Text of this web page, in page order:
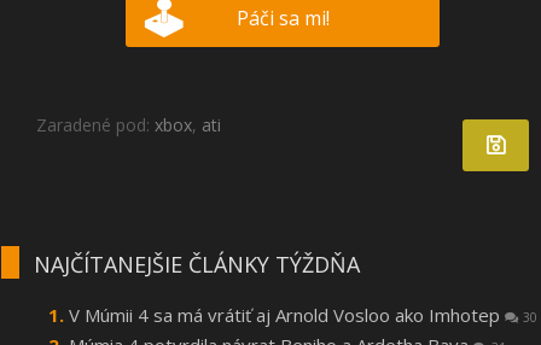
Páči sa mi!
Zaradené pod: xbox, ati
NAJČÍTANEJŠIE ČLÁNKY TÝŽDŇA
V Múmii 4 sa má vrátiť aj Arnold Vosloo ako Imhotep 30